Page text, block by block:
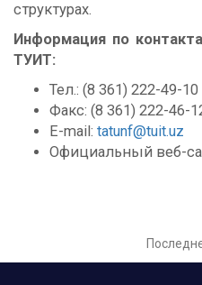
структурах.
Информация по
ТУИТ:
Тел.: (8 361) 222-49-10
Факс: (8 361) 222-46-
E-mail: tatunf@tuit.uz
Официальный веб-